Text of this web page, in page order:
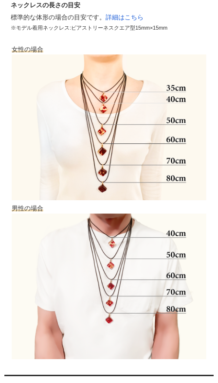
ネックレスの長さの目安
標準的な体形の場合の目安です。 詳細はこちら
※モデル着用ネックレス:ピアストリーネスクエア型15mm×15mm
女性の場合
男性の場合